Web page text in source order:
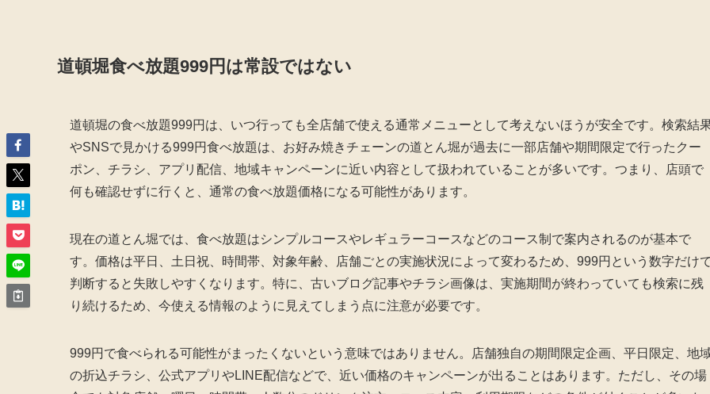
道頓堀食べ放題999円は常設ではない
道頓堀の食べ放題999円は、いつ行っても全店舗で使える通常メニューとして考えないほうが安全です。検索結
やSNSで見かける999円食べ放題は、お好み焼きチェーンの道とん堀が過去に一部店舗や期間限定で行ったクー
ポン、チラシ、アプリ配信、地域キャンペーンに近い内容として扱われていることが多いです。つまり、店頭で
何も確認せずに行くと、通常の食べ放題価格になる可能性があります。
現在の道とん堀では、食べ放題はシンプルコースやレギュラーコースなどのコース制で案内されるのが基本で
す。価格は平日、土日祝、時間帯、対象年齢、店舗ごとの実施状況によって変わるため、999円という数字だけ
判断すると失敗しやすくなります。特に、古いブログ記事やチラシ画像は、実施期間が終わっていても検索に残
り続けるため、今使える情報のように見えてしまう点に注意が必要です。
999円で食べられる可能性がまったくないという意味ではありません。店舗独自の期間限定企画、平日限定、地
の折込チラシ、公式アプリやLINE配信などで、近い価格のキャンペーンが出ることはあります。ただし、その場